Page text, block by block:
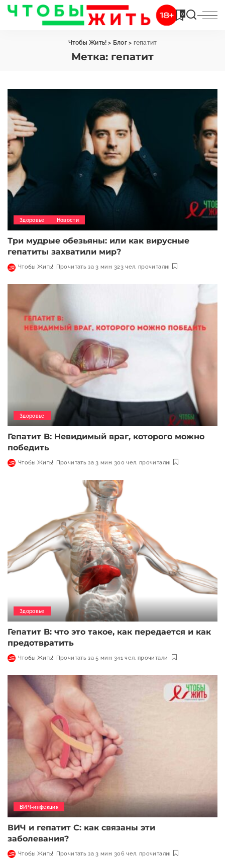
0
Чтобы Жить! > Блог> гепатит
Метка: гепатит
Здоровье Новости
Три мудрые обезьяны: или как вирусные
гепатиты захватили мир?
Чтобы Жить! Прочитать за 3 мин 323 чел. прочитали
Здоровье
Гепатит B: Невидимый враг, которого можно
победить
Чтобы Жить! Прочитать за 3 мин 300 чел. прочитали
Здоровье
Гепатит B: что это такое, как передается и как
предотвратить
Чтобы Жить! Прочитать за 5 мин 341 чел. прочитали
ВИЧ-инфекция
ВИЧ и гепатит С: как связаны эти
заболевания?
Чтобы Жить! Прочитать за 3 мин 306 чел. прочитали